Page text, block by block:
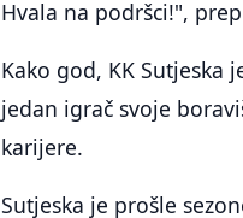
Hvala na podršci!",
Kako god, KK Sutjeska
jedan igrač svoje
karijere.
Sutjeska je prošle